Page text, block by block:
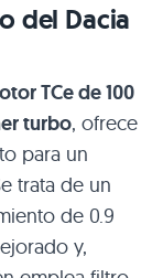
del Dacia
TCe de 100
turbo, ofrece
para un
trata de un
de 0.9
y,